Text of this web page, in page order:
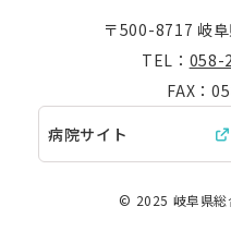
〒500-8717 岐
TEL： 058-
FAX：
病院サイト
© 2025 岐阜県総